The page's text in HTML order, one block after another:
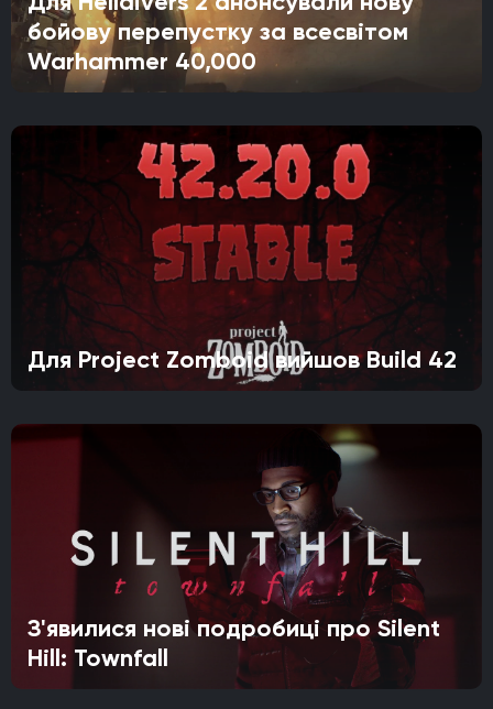
бойову перепустку за всесвітом
Warhammer 40,000
Для Project Zomboid вийшов Build 42
З'явилися нові подробиці про Silent
Hill: Townfall